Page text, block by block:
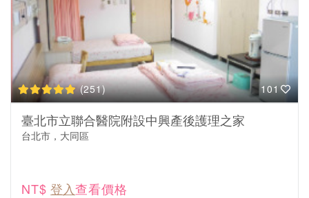
(251) 101
臺北市立聯合醫院附設中興產後護理之家
台北市，大同區
NT$登入查看價格